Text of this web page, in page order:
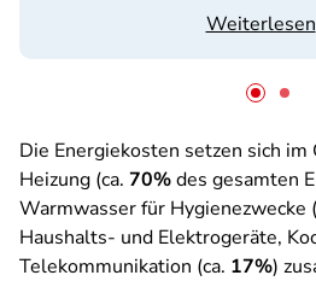
Weiterlesen
Die Energiekosten setzen sich im
Heizung (ca. 70%des gesamten
Warmwasser für Hygienezwecke
Haushalts- und Elektrogeräte,
Telekommunikation (ca. 17%)